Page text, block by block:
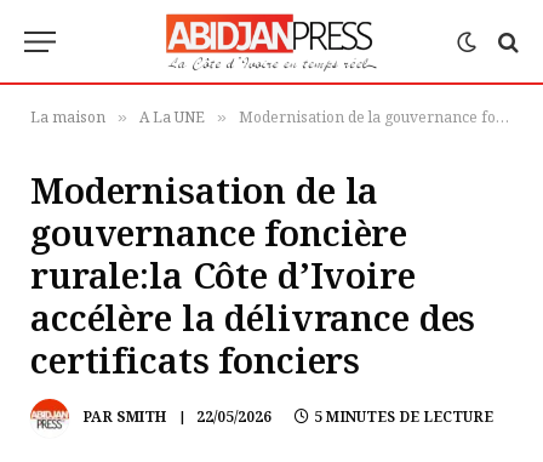
La maison » A La UNE » Modernisation de la gouvernance foncière rurale:la Côte d’Ivoire accélère la délivrance des certificats fonciers
Modernisation de la
gouvernance foncière
rurale:la Côte d’Ivoire
accélère la délivrance des
certificats fonciers
PAR SMITH 22/05/2026 5 MINUTES DE LECTURE